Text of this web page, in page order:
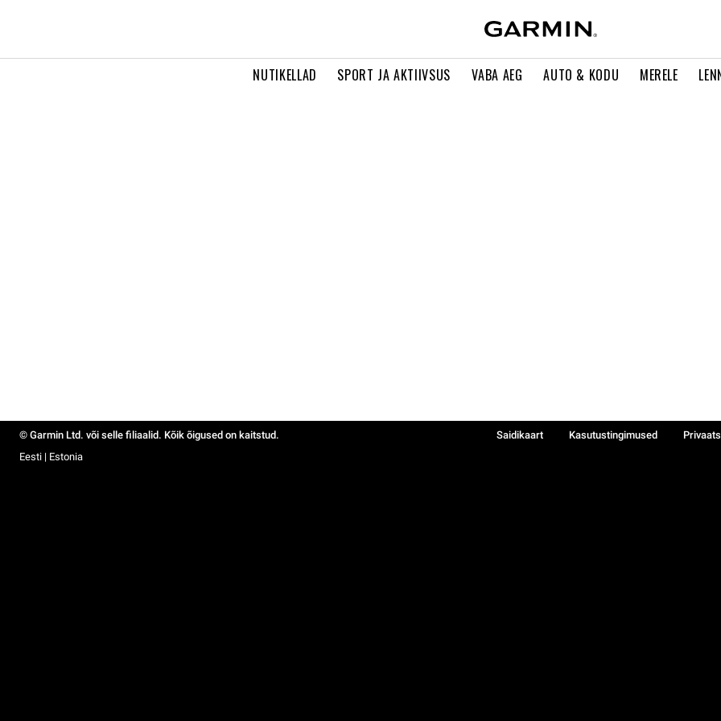
NUTIKELLAD SPORT JA AKTIIVSUS VABA AEG AUTO & KODU MERELE
© Garmin Ltd. või selle filiaalid. Kõik õigused on kaitstud. Saidikaart Kasutustingimused
Eesti | Estonia